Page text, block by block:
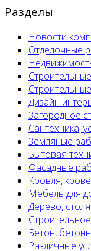
Разделы
Новости
Отделочные
Дизайн
Загородное
Сантехника,
Земляные
Бытовая
Фасадные
Кровля,
Мебель для
Дерево,
Бетон,
Различные